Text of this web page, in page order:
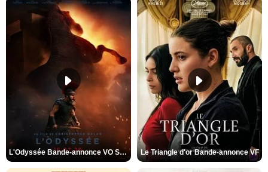
L'Odyssée Bande-annonce VO STFR Le Triangle d'or Bande-annonce VF